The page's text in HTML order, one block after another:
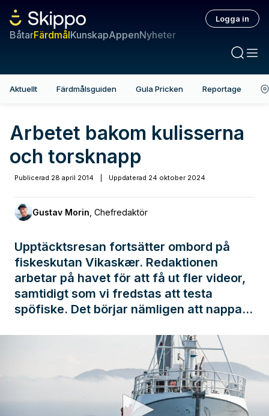
BåtarFärdmålKunskapAppenNyheter
Logga in
Aktuellt Färdmålsguiden Gula Pricken Reportage
Arbetet bakom kulisserna
och torsknapp
Publicerad 28 april 2014 Uppdaterad 24 oktober 2024
Gustav Morin Chefredaktör
Upptäcktsresan fortsätter ombord på
fiskeskutan Vikaskær. Redaktionen
arbetar på havet för att få ut fler videor,
samtidigt som vi fredstas att testa
spöfiske. Det börjar nämligen att nappa…